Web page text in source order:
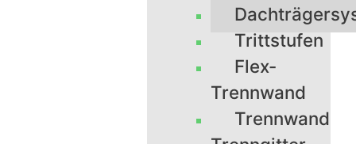
Trittstufen
Flex-
Trennwand
Trennwand